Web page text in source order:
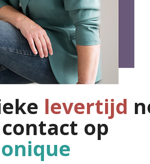
levertijd
op